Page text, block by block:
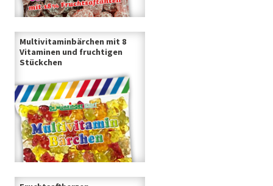
Multivitaminbärchen mit 8
Vitaminen und fruchtigen
Stückchen